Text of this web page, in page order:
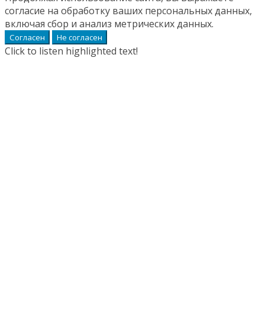
согласие на обработку ваших персональных данных,
включая сбор и анализ метрических данных.
Согласен Не согласен
Click to listen highlighted text!